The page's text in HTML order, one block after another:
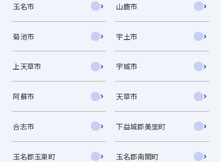
玉名市 山鹿市
菊池市 宇土市
上天草市 宇城市
阿蘇市 天草市
合志市 下益城郡美里町
玉名郡玉東町 玉名郡南関町